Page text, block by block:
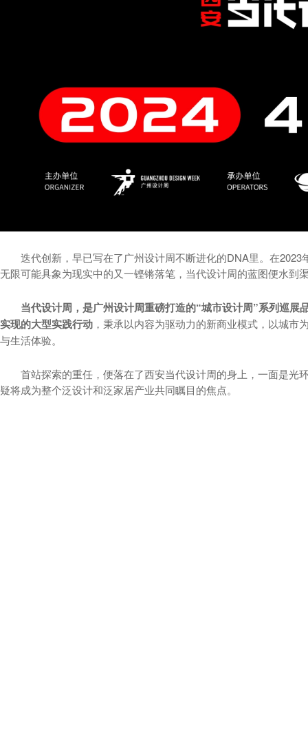
迭代创新，早已写在了广州设计周不断进化的DNA里。在2023
无限可能具象为现实中的又一铿锵落笔，当代设计周的蓝图便水到
当代设计周，是广州设计周重磅打造的“城市设计周”系列巡
实现的大型实践行动 ，秉承以内容为驱动力的新商业模式，以城
与生活体验。
首站探索的重任，便落在了西安当代设计周的身上，一面是光
疑将成为整个泛设计和泛家居产业共同瞩目的焦点。